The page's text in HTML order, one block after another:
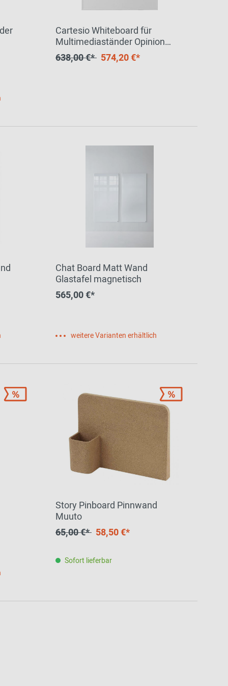
Cartesio Whiteboard für
Multimediaständer Opinion
Ciatti
638,00 €* 574,20 €*
Chat Board Matt Wand
Glastafel magnetisch
565,00 €*
weitere Varianten erhältlich
Story Pinboard Pinnwand
Muuto
65,00 €* 58,50 €*
Sofort lieferbar